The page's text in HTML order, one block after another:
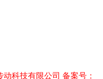
科技有限公司 备案号：